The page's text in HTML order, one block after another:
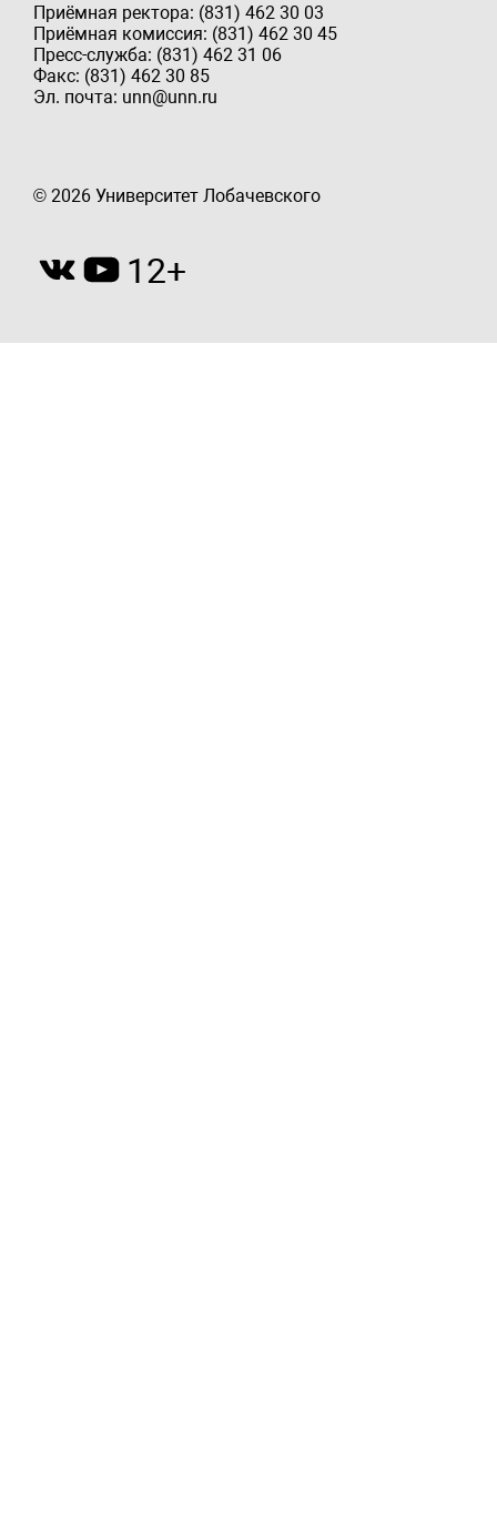
Приёмная ректора: (831) 462 30 03
Приёмная комиссия: (831) 462 30 45
Пресс-служба: (831) 462 31 06
Факс: (831) 462 30 85
Эл. почта: unn@unn.ru
© 2026 Университет Лобачевского
12+